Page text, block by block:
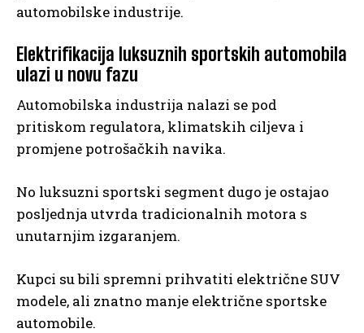
automobilske industrije.
Elektrifikacija luksuznih sportskih automobila
ulazi u novu fazu
Automobilska industrija nalazi se pod
pritiskom regulatora, klimatskih ciljeva i
promjene potrošačkih navika.
No luksuzni sportski segment dugo je ostajao
posljednja utvrda tradicionalnih motora s
unutarnjim izgaranjem.
Kupci su bili spremni prihvatiti električne SUV
modele, ali znatno manje električne sportske
automobile.